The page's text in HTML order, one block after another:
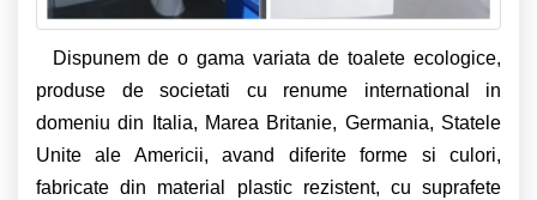
Dispunem de o gama variata de toalete ecologice,
produse de societati cu renume international in
domeniu din Italia, Marea Britanie, Germania, Statele
Unite ale Americii, avand diferite forme si culori,
fabricate din material plastic rezistent, cu suprafete